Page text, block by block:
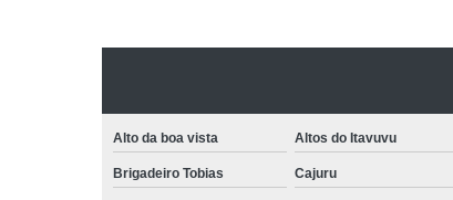
Alto da boa vista Altos do Itavuvu
Brigadeiro Tobias Cajuru